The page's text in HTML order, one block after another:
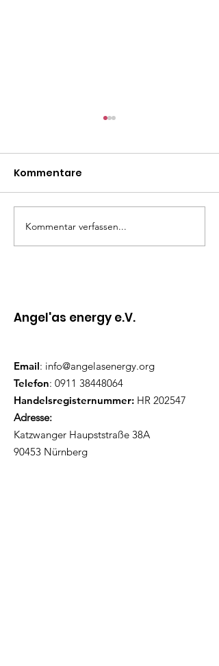
Kommentare
Kommentar verfassen...
Angel'as energy e.V.
Email: info@angelasenergy.org
Telefon: 0911 38448064
Handelsregisternummer: HR 202547
Adresse:
Katzwanger Haupststraße 38A
90453 Nürnberg